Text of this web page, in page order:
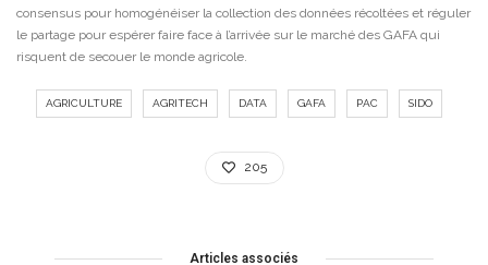
consensus pour homogénéiser la collection des données récoltées et réguler
le partage pour espérer faire face à l’arrivée sur le marché des GAFA qui
risquent de secouer le monde agricole.
AGRICULTURE AGRITECH DATA GAFA PAC SIDO
205
Articles associés